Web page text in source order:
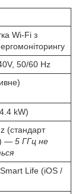
Wi-Fi з
50/60 Hz
kW)
(стандарт
— 5 ГГц не
Life (iOS /